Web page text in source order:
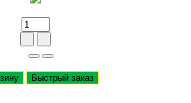
Быстрый заказ